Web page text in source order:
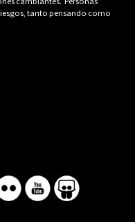
tanto pensando como